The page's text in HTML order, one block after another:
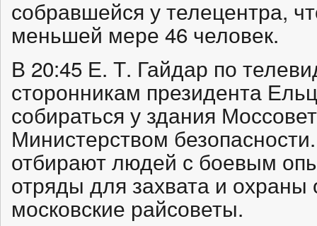
собравшейся у телецентра,
меньшей мере 46 человек.
В 20:45 Е. Т. Гайдар по
сторонникам президента
собираться у здания
Министерством
отбирают людей с боевым
отряды для захвата и охраны
московские райсоветы.